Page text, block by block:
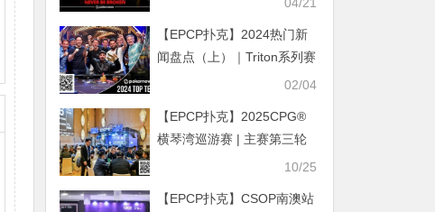
04/21
【EPCP扑克】2024热门新
闻盘点（上）｜Triton系列赛
02/04
【EPCP扑克】2025CPG®
横琴湾巡游赛 | 主赛第三轮
结束 22人晋级，夏泽华领10/25
【EPCP扑克】CSOP南澳站